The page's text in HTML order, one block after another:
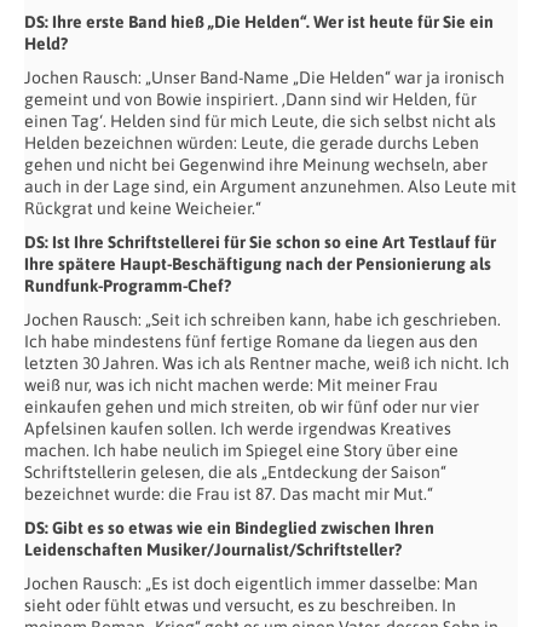
DS: Ihre erste Band hieß „Die Helden“. Wer ist heute für Sie ein
Held?
Jochen Rausch: „Unser Band-Name „Die Helden“ war ja ironisch
gemeint und von Bowie inspiriert. ‚Dann sind wir Helden, für
einen Tag‘. Helden sind für mich Leute, die sich selbst nicht als
Helden bezeichnen würden: Leute, die gerade durchs Leben
gehen und nicht bei Gegenwind ihre Meinung wechseln, aber
auch in der Lage sind, ein Argument anzunehmen. Also Leute mit
Rückgrat und keine Weicheier.“
DS: Ist Ihre Schriftstellerei für Sie schon so eine Art Testlauf für
Ihre spätere Haupt-Beschäftigung nach der Pensionierung als
Rundfunk-Programm-Chef?
Jochen Rausch: „Seit ich schreiben kann, habe ich geschrieben.
Ich habe mindestens fünf fertige Romane da liegen aus den
letzten 30 Jahren. Was ich als Rentner mache, weiß ich nicht. Ich
weiß nur, was ich nicht machen werde: Mit meiner Frau
einkaufen gehen und mich streiten, ob wir fünf oder nur vier
Apfelsinen kaufen sollen. Ich werde irgendwas Kreatives
machen. Ich habe neulich im Spiegel eine Story über eine
Schriftstellerin gelesen, die als „Entdeckung der Saison“
bezeichnet wurde: die Frau ist 87. Das macht mir Mut.“
DS: Gibt es so etwas wie ein Bindeglied zwischen Ihren
Leidenschaften Musiker/Journalist/Schriftsteller?
Jochen Rausch: „Es ist doch eigentlich immer dasselbe: Man
sieht oder fühlt etwas und versucht, es zu beschreiben. In